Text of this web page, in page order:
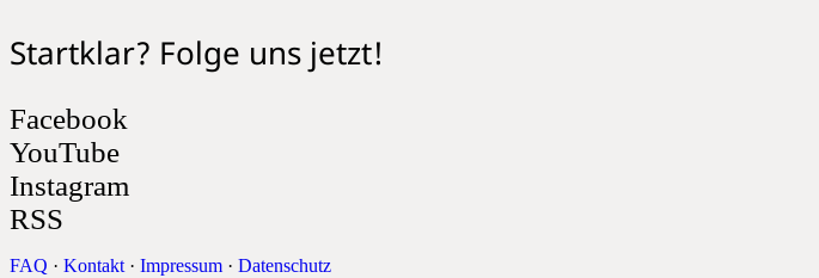
Startklar? Folge uns jetzt!
Facebook
YouTube
Instagram
RSS
FAQ · Kontakt · Impressum · Datenschutz